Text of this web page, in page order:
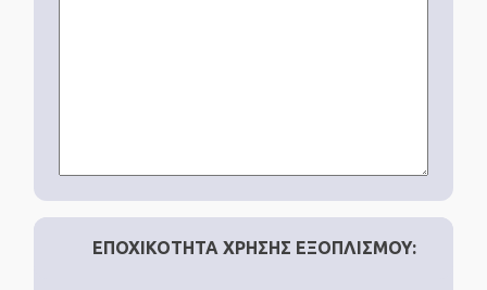
ΕΠΟΧΙΚΟΤΗΤΑ ΧΡΗΣΗΣ ΕΞΟΠΛΙΣΜΟΥ: